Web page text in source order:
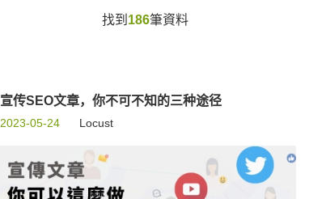
找到 186筆資料
宣传SEO文章，你不可不知的三种途径
2023-05-24 Locust